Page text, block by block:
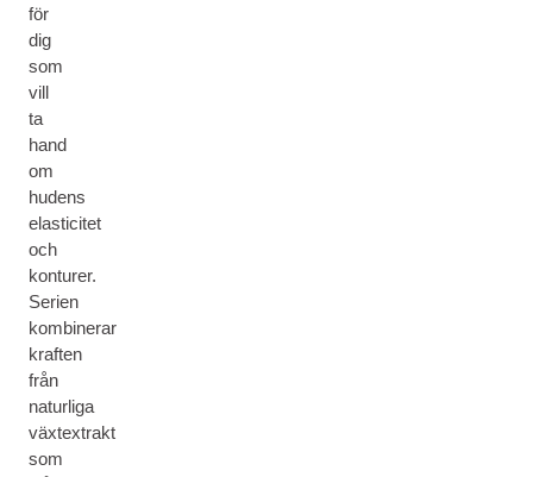
för
dig
som
vill
ta
hand
om
hudens
elasticitet
och
konturer.
Serien
kombinerar
kraften
från
naturliga
växtextrakt
som